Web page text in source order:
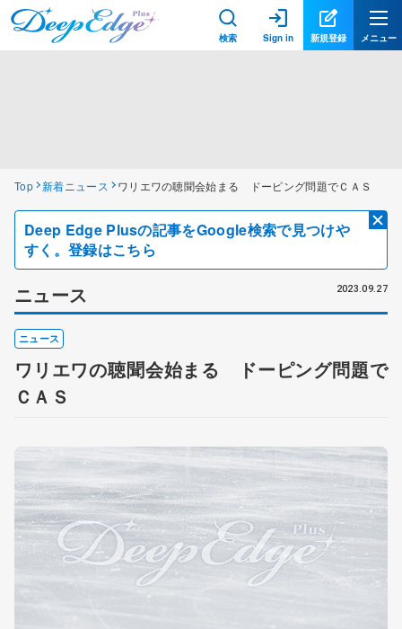
検索 Sign in 新規登録 メニュー
Top 新着ニュース ワリエワの聴聞会始まる ドーピング問題でＣＡＳ
Deep Edge Plusの記事をGoogle検索で見つけや
すく。登録はこちら
ニュース 2023.09.27
ニュース
ワリエワの聴聞会始まる ドーピング問題で
ＣＡＳ